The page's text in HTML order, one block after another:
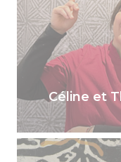
Céline et